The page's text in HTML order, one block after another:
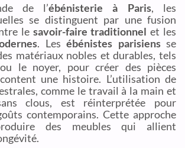
de l’ébénisterie à Paris, les
se distinguent par une fusion
le savoir-faire traditionnel et les
. Lesébénistes parisiensse
matériaux nobles et durables, tels
le noyer, pour créer des pièces
une histoire. L’utilisation de
comme le travail à la main et
sans clous, est réinterprétée pour
contemporains. Cette approche
des meubles qui allient